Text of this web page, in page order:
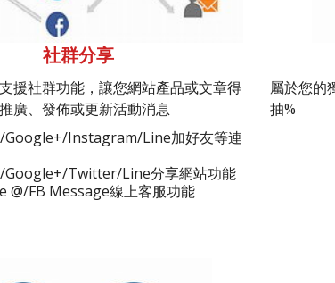
社群分享
援社群功能，讓您網站產品或文章得
廣、發佈或更新活動消息
Google+/Instagram/Line加好友等連
Google+/Twitter/Line分享網站功能
@/FB Message線上客服功能
屬於您的
抽%